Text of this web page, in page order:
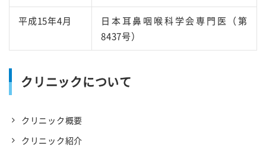
平成15年4月
日本耳鼻咽喉科学会専門医（第
8437号）
クリニックについて
クリニック概要
クリニック紹介